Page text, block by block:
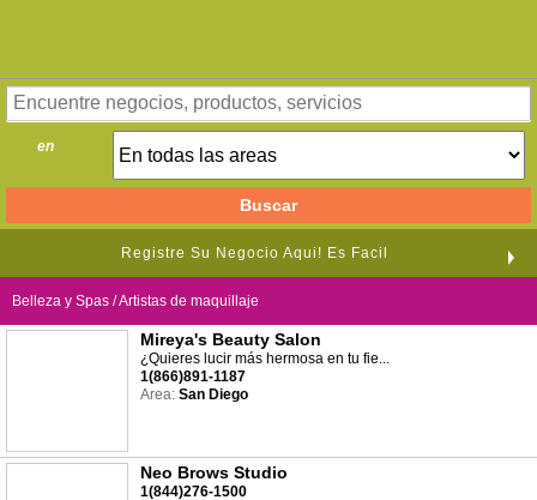
en
Registre Su Negocio Aqui! Es Facil
Belleza y Spas / Artistas de maquillaje
Mireya's Beauty Salon
¿Quieres lucir más hermosa en tu fie...
1(866)891-1187
Area: San Diego
Neo Brows Studio
1(844)276-1500